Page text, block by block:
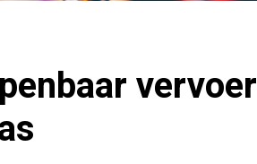
vervoer